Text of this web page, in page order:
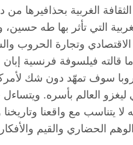
الغربية بحذافيرها من
التي تأثر بها طه حسين،
الاقتصادي وتجارة
فيلسوفة فرنسية إبان
سوف تمهّد دون شك لأمركة
العالم بأسره.
مع واقعنا وتاريخنا
الحضاري والقيم والأفكار